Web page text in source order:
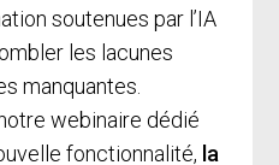
soutenues par l’IA
les lacunes
manquantes.
webinaire dédié
fonctionnalité, la